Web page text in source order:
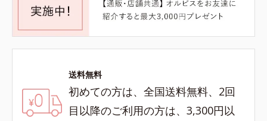
送料無料
初めての方は、全国送料無料、2回
目以降のご利用の方は、3,300円以